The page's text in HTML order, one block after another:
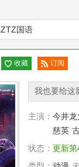
国语
收藏
订阅
阅
我也要给这
很差
主演： 今井龙
慈英
状态： 更新